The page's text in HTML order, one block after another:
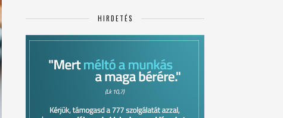
HIRDETÉS